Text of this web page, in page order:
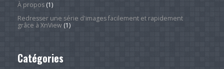
À propos(1)
Redresser une série d'images facilement et rapidement
grâce à XnView(1)
Catégories